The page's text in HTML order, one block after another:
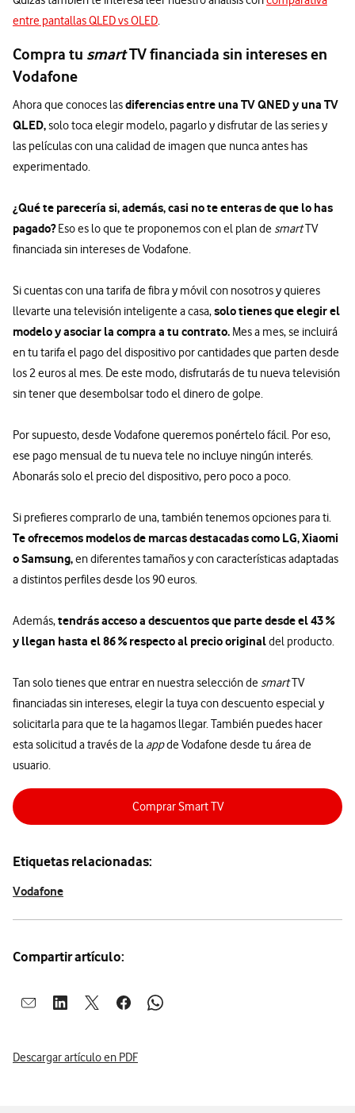
entre pantallas QLED vs OLED.
Compra tu smartTV financiada sin intereses en
Vodafone
Ahora que conoces lasdiferencias entre una TV QNED y una TV
QLED,solo toca elegir modelo, pagarlo y disfrutar de las series y
las películas con una calidad de imagen que nunca antes has
experimentado.
¿Qué te parecería si, además, casi no te enteras de que lo has
pagado?Eso es lo que te proponemos con el plan de smartTV
financiada sin intereses de Vodafone.
Si cuentas con una tarifa de fibra y móvil con nosotros y quieres
llevarte una televisión inteligente a casa,solo tienes que elegir el
modelo y asociar la compra a tu contrato. Mes a mes, se incluirá
en tu tarifa el pago del dispositivo por cantidades que parten desde
los 2 euros al mes. De este modo, disfrutarás de tu nueva televisión
sin tener que desembolsar todo el dinero de golpe.
Por supuesto, desde Vodafone queremos ponértelo fácil. Por eso,
ese pago mensual de tu nueva tele no incluye ningún interés.
Abonarás solo el precio del dispositivo, pero poco a poco.
Si prefieres comprarlo de una, también tenemos opciones para ti.
Te ofrecemos modelos de marcas destacadas como LG, Xiaomi
o Samsung,en diferentes tamaños y con características adaptadas
a distintos perfiles desde los 90 euros.
Además,tendrás acceso a descuentos que parte desde el 43 %
y llegan hasta el 86 % respecto al precio originaldel producto.
Tan solo tienes que entrar en nuestra selección de smartTV
financiadas sin intereses, elegir la tuya con descuento especial y
solicitarla para que te la hagamos llegar. También puedes hacer
esta solicitud a través de la appde Vodafone desde tu área de
usuario.
Comprar Smart TV
Etiquetas relacionadas:
Vodafone
Compartir artículo:
Abrir ventana para compartir en mail
Abrir ventana para compartir en linkedin
Abrir ventana para compartir en twitter
Abrir ventana para compartir en facebook
Abrir ventana para compartir en
Descargar artículo en PDF